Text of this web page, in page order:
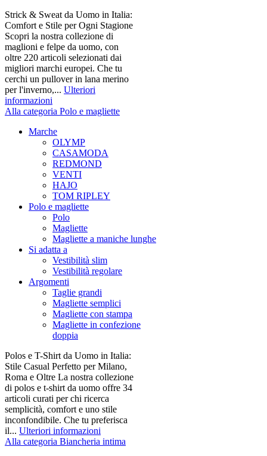
Strick & Sweat da Uomo in Italia:
Comfort e Stile per Ogni Stagione
Scopri la nostra collezione di
maglioni e felpe da uomo, con
oltre 220 articoli selezionati dai
migliori marchi europei. Che tu
cerchi un pullover in lana merino
per l'inverno,... Ulteriori
informazioni
Alla categoria Polo e magliette
Marche
OLYMP
CASAMODA
REDMOND
VENTI
HAJO
TOM RIPLEY
Polo e magliette
Polo
Magliette
Magliette a maniche lunghe
Si adatta a
Vestibilità slim
Vestibilità regolare
Argomenti
Taglie grandi
Magliette semplici
Magliette con stampa
Magliette in confezione
doppia
Polos e T-Shirt da Uomo in Italia:
Stile Casual Perfetto per Milano,
Roma e Oltre La nostra collezione
di polos e t-shirt da uomo offre 34
articoli curati per chi ricerca
semplicità, comfort e uno stile
inconfondibile. Che tu preferisca
il... Ulteriori informazioni
Alla categoria Biancheria intima